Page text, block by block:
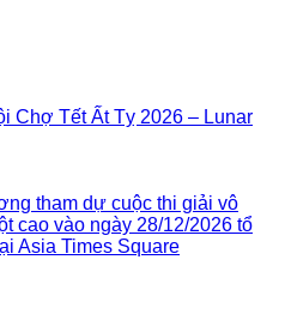
Chợ Tết Ất Tỵ 2026 – Lunar
tham dự cuộc thi giải vô
cao vào ngày 28/12/2026 tổ
Asia Times Square